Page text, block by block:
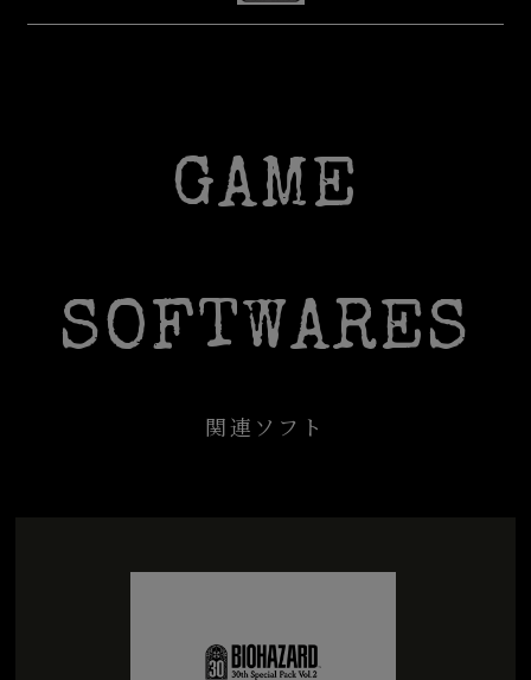
GAME
SOFTWARES
関連ソフト